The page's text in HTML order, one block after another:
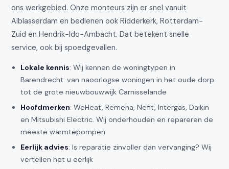
ons werkgebied. Onze monteurs zijn er snel vanuit
Alblasserdam en bedienen ook Ridderkerk, Rotterdam-
Zuid en Hendrik-Ido-Ambacht. Dat betekent snelle
service, ook bij spoedgevallen.
Lokale kennis: Wij kennen de woningtypen in
Barendrecht: van naoorlogse woningen in het oude dorp
tot de grote nieuwbouwwijk Carnisselande
Hoofdmerken: WeHeat, Remeha, Nefit, Intergas, Daikin
en Mitsubishi Electric. Wij onderhouden en repareren de
meeste warmtepompen
Eerlijk advies: Is reparatie zinvoller dan vervanging? Wij
vertellen het u eerlijk